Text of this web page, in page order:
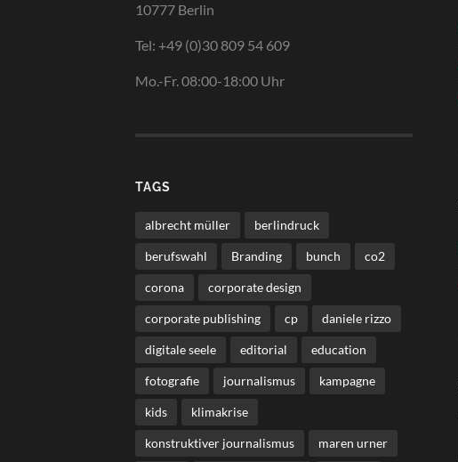
10777 Berlin
Tel: +49 (0)30 809 54 609
Mo.-Fr. 08:00-18:00 Uhr
TAGS
albrecht müller berlindruck
berufswahl Branding bunch co2
corona corporate design
corporate publishing cp daniele rizzo
digitale seele editorial education
fotografie journalismus kampagne
kids klimakrise
konstruktiver journalismus maren urner